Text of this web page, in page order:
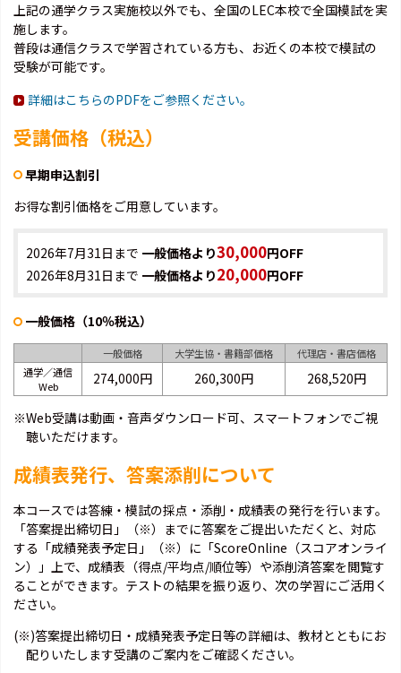
上記の通学クラス実施校以外でも、全国のLEC本校で全国模試を実
施します。
普段は通信クラスで学習されている方も、お近くの本校で模試の
受験が可能です。
詳細はこちらのPDFをご参照ください。
受講価格（税込）
早期申込割引
お得な割引価格をご用意しています。
2026年7月31日まで 一般価格より30,000円OFF
2026年8月31日まで 一般価格より20,000円OFF
一般価格（10％税込）
一般価格 大学生協・書籍部価格
代理店・書店価格
通学／通信
Web
274,000円 260,300円 268,520円
※Web受講は動画・音声ダウンロード可、スマートフォンでご視
聴いただけます。
成績表発行、答案添削について
本コースでは答練・模試の採点・添削・成績表の発行を行います。
「答案提出締切日」（※）までに答案をご提出いただくと、対応
する「成績発表予定日」（※）に「ScoreOnline（スコアオンライ
ン）」上で、成績表（得点/平均点/順位等）や添削済答案を閲覧す
ることができます。テストの結果を振り返り、次の学習にご活用く
ださい。
(※)答案提出締切日・成績発表予定日等の詳細は、教材とともにお
配りいたします受講のご案内をご確認ください。